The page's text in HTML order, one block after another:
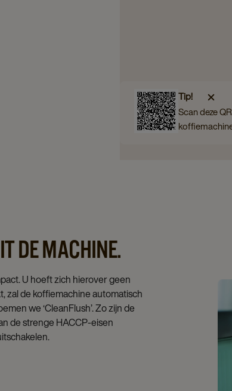
Tip!
Scan deze
DE MACHINE.
U hoeft zich hierover geen
zal de koffiemachine automatisch
we ‘CleanFlush’. Zo zijn de
de strenge HACCP‑eisen